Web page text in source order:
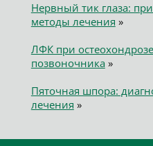
Нервный тик глаза:
методы лечения »
ЛФК при
позвоночника»
Пяточная шпора:
лечения »